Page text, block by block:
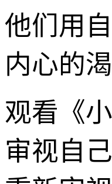
他们用
内心的
观看《
审视自